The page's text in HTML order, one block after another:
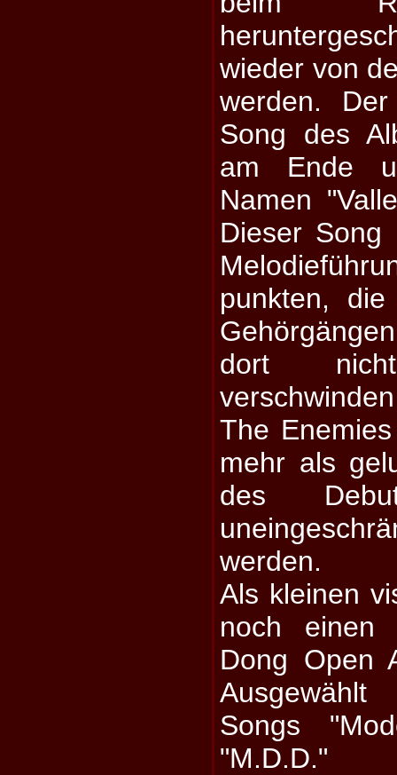
wieder von
werden.
Song des
am Ende
Namen
Dieser
punkten,
dort
The
mehr als
des
werden.
Als kleinen
noch einen
Dong Open
Songs
"M.D.D."